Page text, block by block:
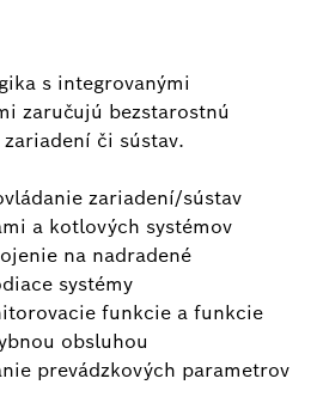
s integrovanými
zaručujú bezstarostnú
či sústav.
zariadení/sústav
a kotlových systémov
na nadradené
systémy
funkcie a funkcie
obsluhou
prevádzkových parametrov